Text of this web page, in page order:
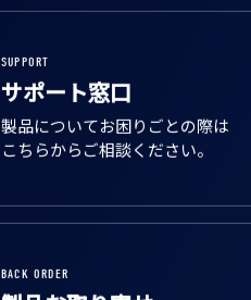
サポート窓口
製品についてお困りごとの際は
こちらからご相談ください。